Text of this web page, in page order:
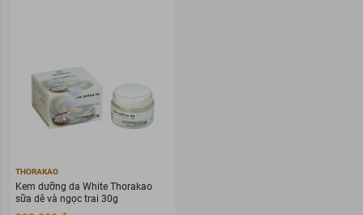
THORAKAO
Kem dưỡng da White Thorakao
sữa dê và ngọc trai 30g